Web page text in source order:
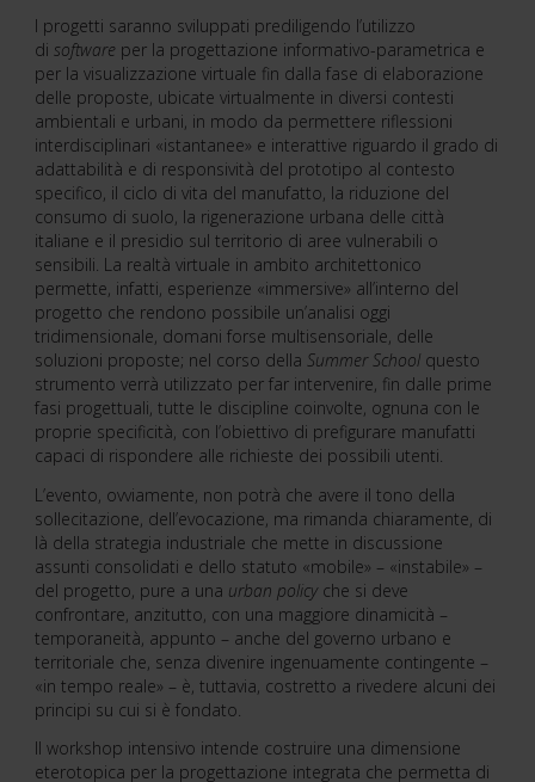
I progetti saranno sviluppati prediligendo l’utilizzo
di software per la progettazione informativo-parametrica e
per la visualizzazione virtuale fin dalla fase di elaborazione
delle proposte, ubicate virtualmente in diversi contesti
ambientali e urbani, in modo da permettere riflessioni
interdisciplinari «istantanee» e interattive riguardo il grado di
adattabilità e di responsività del prototipo al contesto
specifico, il ciclo di vita del manufatto, la riduzione del
consumo di suolo, la rigenerazione urbana delle città
italiane e il presidio sul territorio di aree vulnerabili o
sensibili. La realtà virtuale in ambito architettonico
permette, infatti, esperienze «immersive» all’interno del
progetto che rendono possibile un’analisi oggi
tridimensionale, domani forse multisensoriale, delle
soluzioni proposte; nel corso della Summer School questo
strumento verrà utilizzato per far intervenire, fin dalle prime
fasi progettuali, tutte le discipline coinvolte, ognuna con le
proprie specificità, con l’obiettivo di prefigurare manufatti
capaci di rispondere alle richieste dei possibili utenti.
L’evento, ovviamente, non potrà che avere il tono della
sollecitazione, dell’evocazione, ma rimanda chiaramente, di
là della strategia industriale che mette in discussione
assunti consolidati e dello statuto «mobile» – «instabile» –
del progetto, pure a una urban policyche si deve
confrontare, anzitutto, con una maggiore dinamicità –
temporaneità, appunto – anche del governo urbano e
territoriale che, senza divenire ingenuamente contingente –
«in tempo reale» – è, tuttavia, costretto a rivedere alcuni dei
principi su cui si è fondato.
Il workshop intensivo intende costruire una dimensione
eterotopica per la progettazione integrata che permetta di